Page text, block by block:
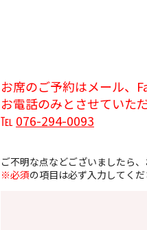
お席のご予約はメール、
お電話のみとさせていただ
℡076-294-0093
ご不明な点などございましたら
※必須の項目は必ず入力してくだ